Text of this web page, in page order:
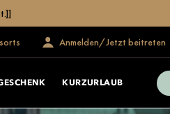
Anmelden/Jetzt beitreten
KURZURLAUB